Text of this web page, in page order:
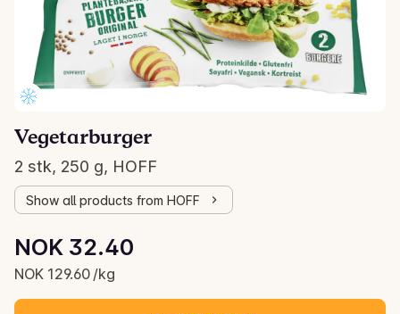
Vegetarburger
2 stk, 250 g, HOFF
Show all products from HOFF
Current price is: NOK 32.40
NOK 32.40
NOK 129.60 /kg
Unit price: NOK 129.60 /kg